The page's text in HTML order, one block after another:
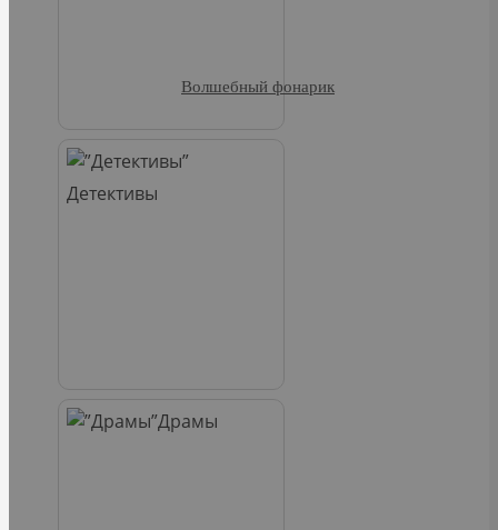
Детективы
Драмы
Волшебный фонарик